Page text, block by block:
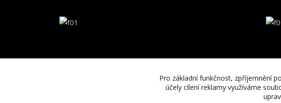
Pro základní funkčnost, zpříjemnění
účely cílení reklamy využíváme